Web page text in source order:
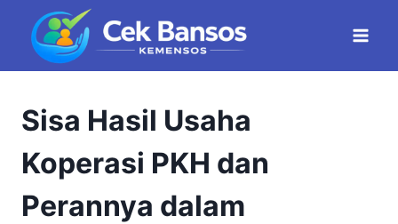
content
Sisa Hasil Usaha
Koperasi PKH dan
Perannya dalam